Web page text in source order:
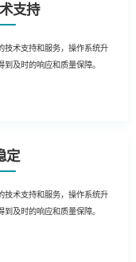
支持
技术支持和服务，操作系统升
及时的响应和质量保障。
定
技术支持和服务，操作系统升
及时的响应和质量保障。